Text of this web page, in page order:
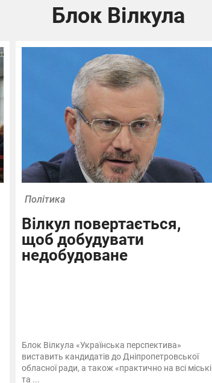
Блок Вілкула
Політика
Вілкул повертається,
щоб добудувати
недобудоване
Блок Вілкула «Українська перспектива»
виставить кандидатів до Дніпропетровської
обласної ради, а також «практично на всі міські
та ...